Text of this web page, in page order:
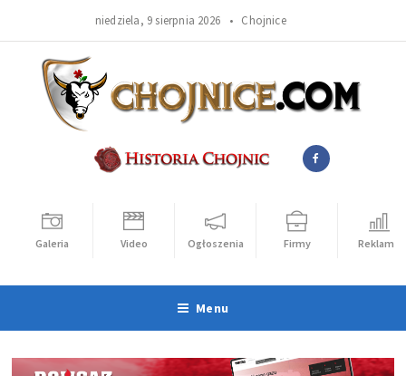
niedziela, 9 sierpnia 2026 • Chojnice
Galeria Video Ogłoszenia Firmy Reklama
Menu